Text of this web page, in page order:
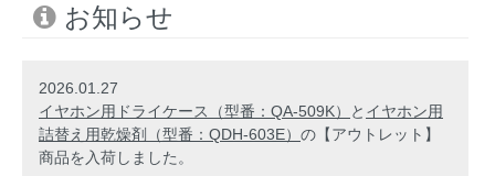
お知らせ
2026.01.27
イヤホン用ドライケース（型番：QA-509K）
と イヤホン用
詰替え用乾燥剤（型番：QDH-603E） の【アウトレット】
商品を入荷しました。